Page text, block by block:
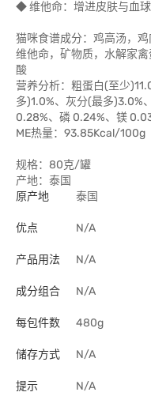
◆ 维他命：增进皮肤与血
猫咪食谱成分：鸡高汤，鸡
维他命，矿物质，水解家
酸
营养分析：粗蛋白(至少
多)1.0%、灰分(最多)3.0%
0.28%、磷 0.24%、镁
ME热量：93.85Kcal/100g
规格：80克/罐
产地：泰国
原产地
泰国
优点 N/A
产品用法 N/A
成分组合 N/A
每包件数 480g
储存方式 N/A
提示 N/A